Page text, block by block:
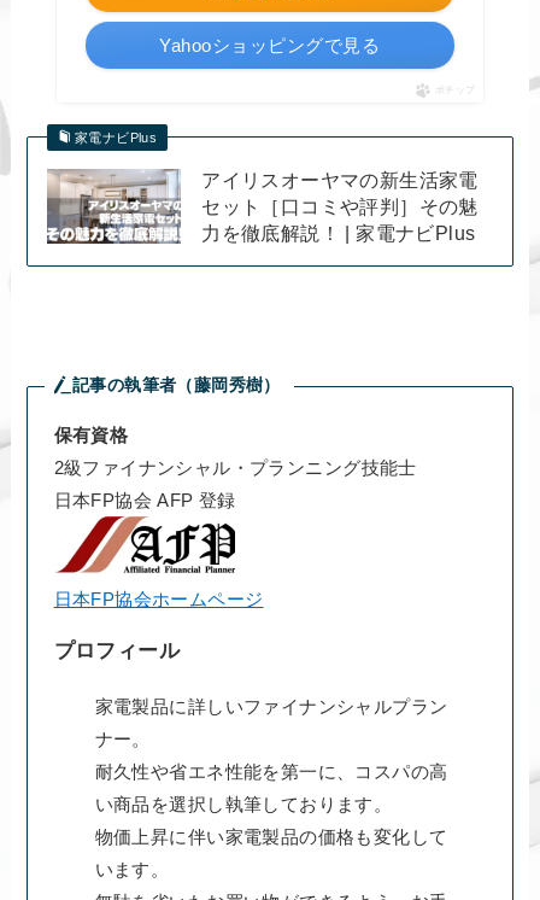
Yahooショッピングで見る
ポチップ
家電ナビPlus
アイリスオーヤマの新生活家電
セット［口コミや評判］その魅
力を徹底解説！ | 家電ナビPlus
記事の執筆者（藤岡秀樹）
保有資格
2級ファイナンシャル・プランニング技能士
日本FP協会 AFP 登録
日本FP協会ホームページ
プロフィール
家電製品に詳しいファイナンシャルプラン
ナー。
耐久性や省エネ性能を第一に、コスパの高
い商品を選択し執筆しております。
物価上昇に伴い家電製品の価格も変化して
います。